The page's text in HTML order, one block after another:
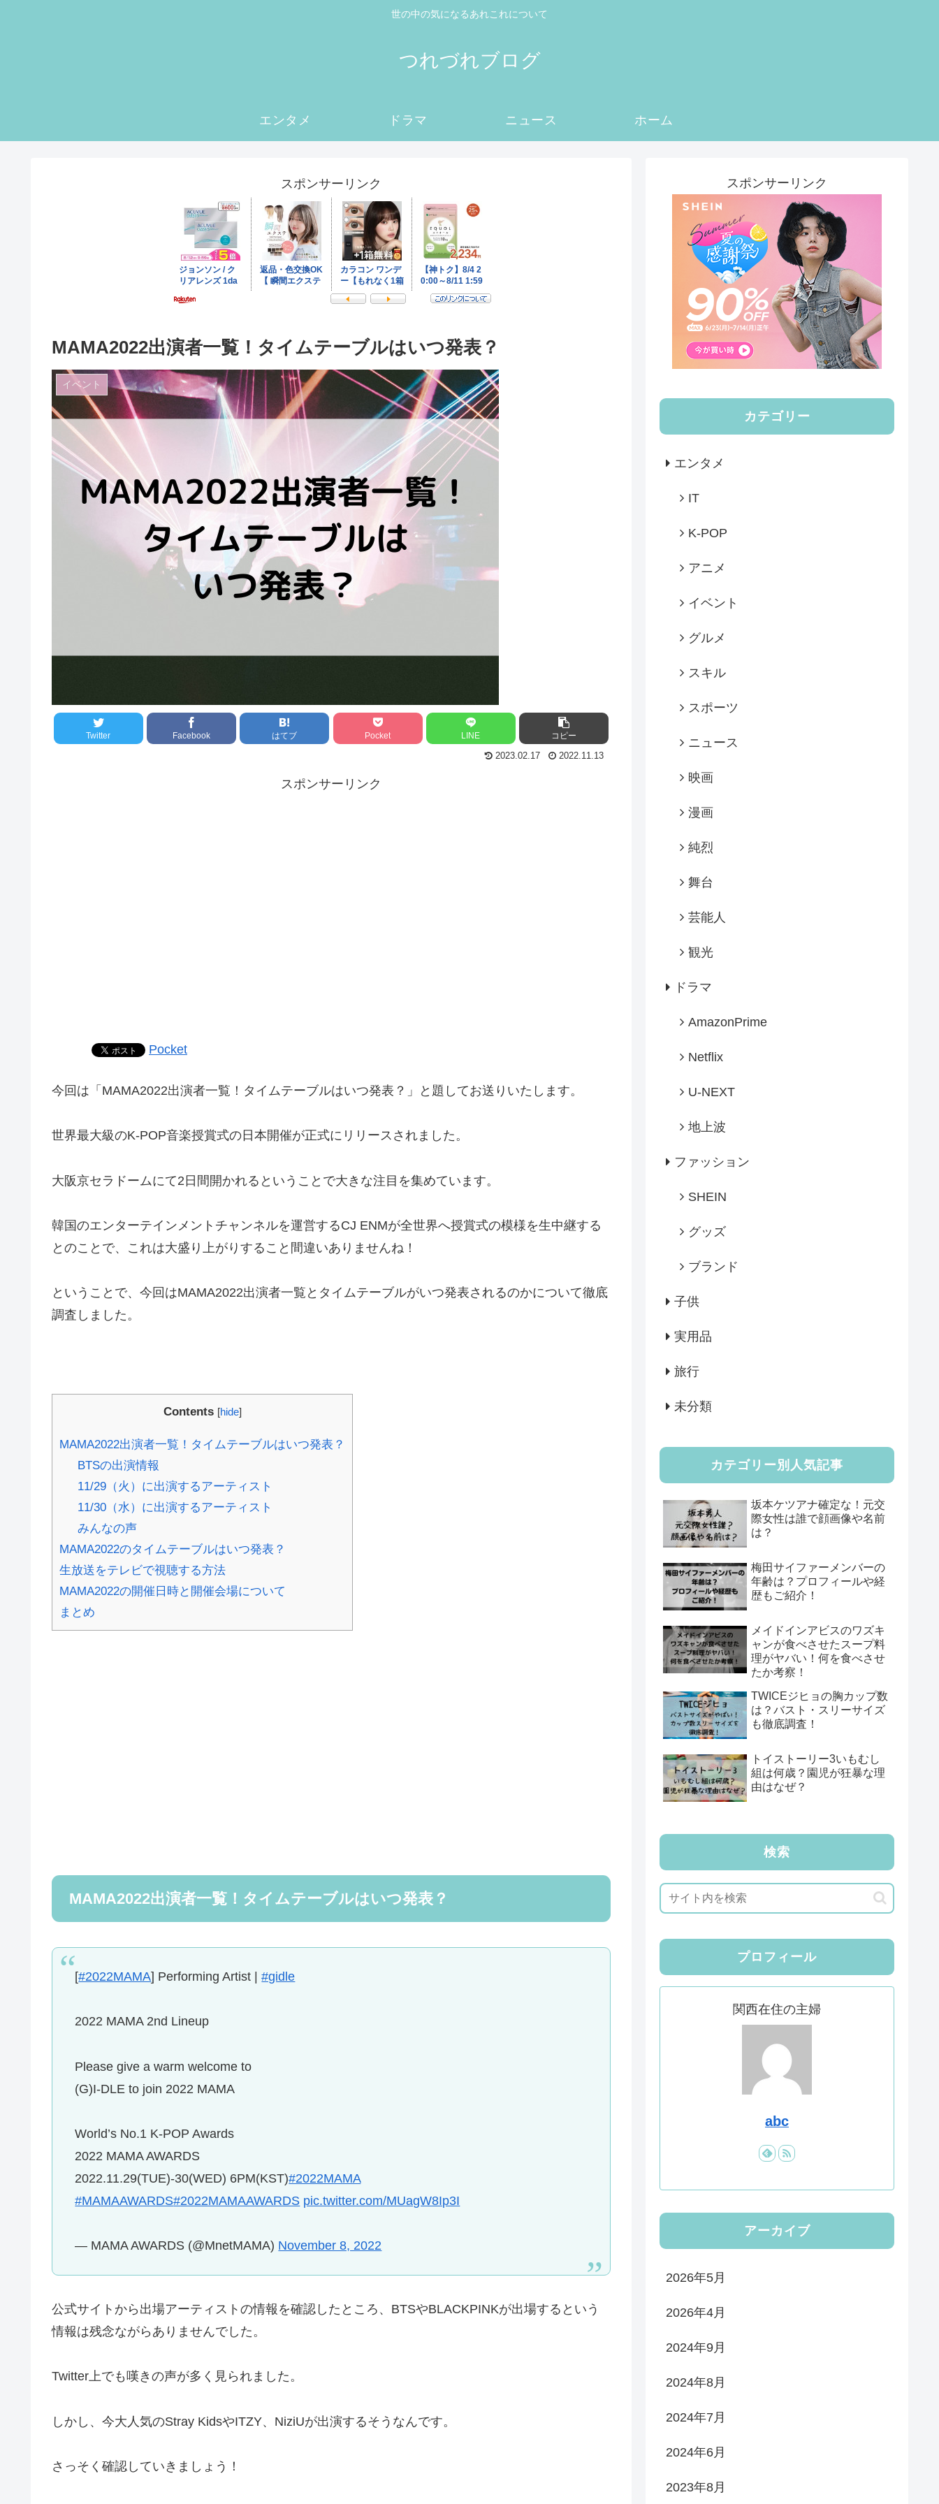
世の中の気になるあれこれについて
つれづれブログ
エンタメ ドラマ ニュース ホーム
スポンサーリンク
MAMA2022出演者一覧！タイムテーブルはいつ発表？
イベント
Twitter Facebook はてブ Pocket LINE コピー
2023.02.17 2022.11.13
スポンサーリンク
Pocket
今回は「MAMA2022出演者一覧！タイムテーブルはいつ発表？」と題してお送りいたします。
世界最大級のK-POP音楽授賞式の日本開催が正式にリリースされました。
大阪京セラドームにて2日間開かれるということで大きな注目を集めています。
韓国のエンターテインメントチャンネルを運営するCJ ENMが全世界へ授賞式の模様を生中継する
とのことで、これは大盛り上がりすること間違いありませんね！
ということで、今回はMAMA2022出演者一覧とタイムテーブルがいつ発表されるのかについて徹底
調査しました。
Contents [hide]
MAMA2022出演者一覧！タイムテーブルはいつ発表？
BTSの出演情報
11/29（火）に出演するアーティスト
11/30（水）に出演するアーティスト
みんなの声
MAMA2022のタイムテーブルはいつ発表？
生放送をテレビで視聴する方法
MAMA2022の開催日時と開催会場について
まとめ
MAMA2022出演者一覧！タイムテーブルはいつ発表？
[#2022MAMA] Performing Artist |#gidle
2022 MAMA 2nd Lineup
Please give a warm welcome to
(G)I-DLE to join 2022 MAMA
World’s No.1 K-POP Awards⠀
2022 MAMA AWARDS
2022.11.29(TUE)-30(WED) 6PM(KST)#2022MAMA
#MAMAAWARDS#2022MAMAAWARDS pic.twitter.com/MUagW8Ip3I
— MAMA AWARDS (@MnetMAMA) November 8, 2022
公式サイトから出場アーティストの情報を確認したところ、BTSやBLACKPINKが出場するという
情報は残念ながらありませんでした。
Twitter上でも嘆きの声が多く見られました。
しかし、今大人気のStray KidsやITZY、NiziUが出演するそうなんです。
さっそく確認していきましょう！
スポンサーリンク
カテゴリー
エンタメ
IT
K-POP
アニメ
イベント
グルメ
スキル
スポーツ
ニュース
映画
漫画
純烈
舞台
芸能人
観光
ドラマ
AmazonPrime
Netflix
U-NEXT
地上波
ファッション
SHEIN
グッズ
ブランド
子供
実用品
旅行
未分類
カテゴリー別人気記事
坂本ケツアナ確定な！元交
際女性は誰で顔画像や名前
は？
梅田サイファーメンバーの
年齢は？プロフィールや経
歴もご紹介！
メイドインアビスのワズキ
ャンが食べさせたスープ料
理がヤバい！何を食べさせ
たか考察！
TWICEジヒョの胸カップ数
は？バスト・スリーサイズ
も徹底調査！
トイストーリー3いもむし
組は何歳？園児が狂暴な理
由はなぜ？
検索
プロフィール
関西在住の主婦
abc
アーカイブ
2026年5月
2026年4月
2024年9月
2024年8月
2024年7月
2024年6月
2023年8月